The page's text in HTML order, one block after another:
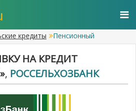
кредиты Пенсионный
НА КРЕДИТ
, РОССЕЛЬХОЗБАНК